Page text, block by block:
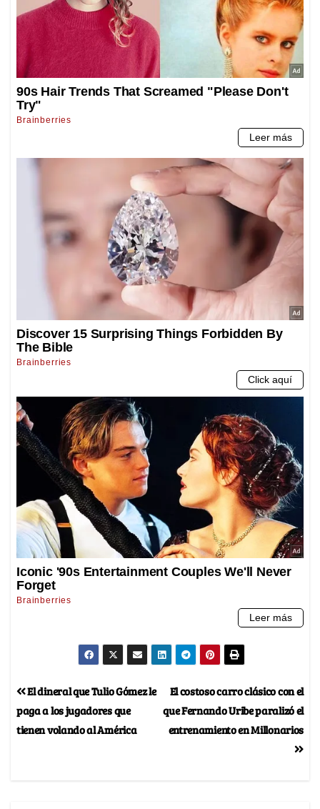
El costoso carro clásico con el
que Fernando Uribe paralizó el
entrenamiento en Millonarios
El dineral que Tulio Gómez le
paga a los jugadores que
tienen volando al América